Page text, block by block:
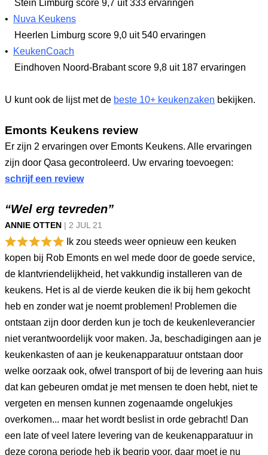
Stein Limburg score 9,7 uit 333 ervaringen
•
Nuva Keukens
Heerlen Limburg score 9,0 uit 540 ervaringen
•
KeukenCoach
Eindhoven Noord-Brabantscore 9,8 uit 187 ervaringen
U kunt ook de lijst met de beste 10+ keukenzaken bekijken.
Emonts Keukens review
Er zijn 2 ervaringen over Emonts Keukens. Alle ervaringen
zijn door Qasa gecontroleerd. Uw ervaring toevoegen:
schrijf een review
“Wel erg tevreden”
ANNIE OTTEN | 2 JUL 21
Ik zou steeds weer opnieuw een keuken
kopen bij Rob Emonts en wel mede door de goede service,
de klantvriendelijkheid, het vakkundig installeren van de
keukens. Het is al de vierde keuken die ik bij hem gekocht
heb en zonder wat je noemt problemen! Problemen die
ontstaan zijn door derden kun je toch de keukenleverancier
niet verantwoordelijk voor maken. Ja, beschadigingen aan je
keukenkasten of aan je keukenapparatuur ontstaan door
welke oorzaak ook, ofwel transport of bij de levering aan huis
dat kan gebeuren omdat je met mensen te doen hebt, niet te
vergeten en mensen kunnen zogenaamde ongelukjes
overkomen... maar het wordt beslist in orde gebracht! Dan
een late of veel latere levering van de keukenapparatuur in
deze corona periode heb ik begrip voor, daar moet je nu